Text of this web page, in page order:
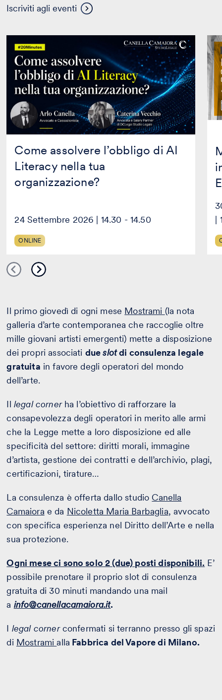
Iscriviti agli eventi
eventi
Come assolvere l’obbligo di AI
Literacy nella tua
organizzazione?
assolvere
l’obbligo
Literacy
nella
tua
organizzazione?
24 Settembre 2026 | 14.30 - 14.50
ONLINE
in
con
Il primo giovedì di ogni mese Mostrami (la nota
galleria d’arte contemporanea che raccoglie oltre
mille giovani artisti emergenti) mette a disposizione
dei propri associati dueslotdi consulenza legale
gratuita in favore degli operatori del mondo
dell’arte.
Il legal cornerha l’obiettivo di rafforzare la
consapevolezza degli operatori in merito alle armi
che la Legge mette a loro disposizione ed alle
specificità del settore: diritti morali, immagine
d’artista, gestione dei contratti e dell’archivio, plagi,
certificazioni, tirature…
La consulenza è offerta dallo studio Canella
Camaiora e da Nicoletta Maria Barbaglia, avvocato
con specifica esperienza nel Diritto dell’Arte e nella
sua protezione.
Ogni mese ci sono solo 2 (due) posti disponibili. E’
possibile prenotare il proprio slot di consulenza
gratuita di 30 minuti mandando una mail
a info@canellacamaiora.it.
I legal cornerconfermati si terranno presso gli spazi
di Mostramialla Fabbrica del Vapore di Milano.